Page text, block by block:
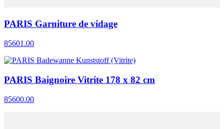
PARIS Garniture de vidage
85601.00
PARIS Baignoire Vitrite 178 x 82 cm
85600.00